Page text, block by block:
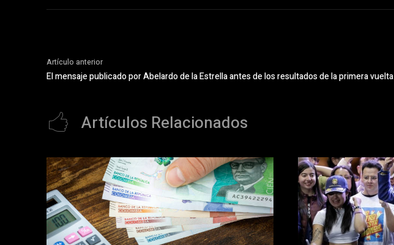
Artículo anterior
El mensaje publicado por Abelardo de la Estrella antes de los resultados de la primera vuelta
Artículos Relacionados